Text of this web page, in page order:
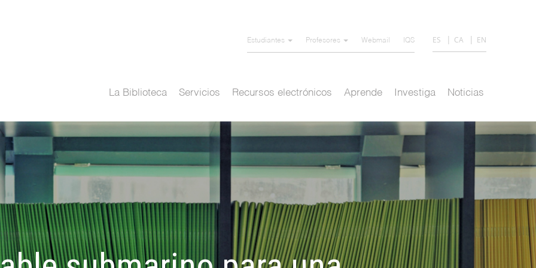
Estudiantes Profesores Webmail IQS ES CA EN
La Biblioteca Servicios Recursos electrónicos Aprende Investiga Noticias